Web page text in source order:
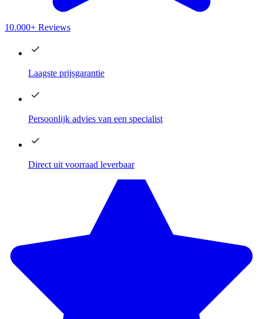
10.000+ Reviews
Laagste prijsgarantie
Persoonlijk advies van een specialist
Direct uit voorraad leverbaar